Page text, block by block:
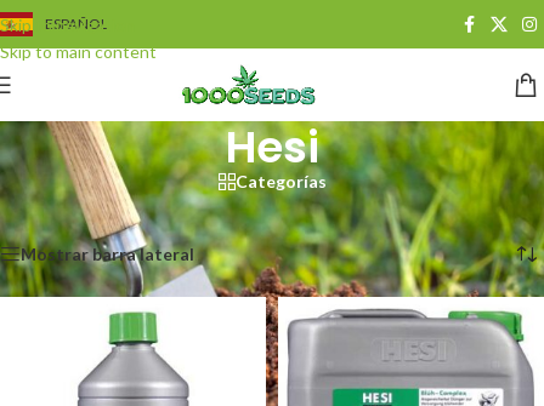
Skip to navigation
Skip to main content
ESPAÑOL
Hesi
Categorías
Start/Growshop/Dünger/Hesi Alle 20 Ergebnisse werden angezeigt
Mostrar barra lateral